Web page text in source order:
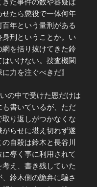
た事件の数や容疑は
たら懲役で一体何年
年という量刑がある
刑ということか。い
を括り抜けてきた鈴
いけない。捜査機関
力を注ぐべきだ〗
の中で受けた恩だけは
書いているが、ただ
り返しがつかなくな
らせに堪え切れず遂
自殺は鈴木と長谷川
導く事に利用されて
え、書き残していた
鈴木側の詭弁に騙さ